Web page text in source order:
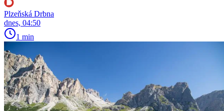
Plzeňská Drbna
dnes, 04:50
1 min